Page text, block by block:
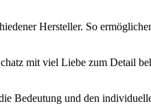
Hersteller. So
mit viel Liebe zum Detail
Bedeutung und den